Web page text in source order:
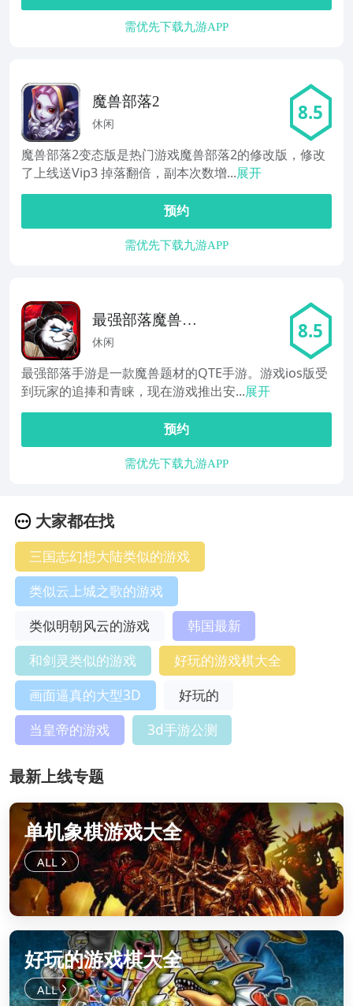
需优先下载九游APP
魔兽部落2
休闲 8.5
魔兽部落2变态版是热门游戏魔兽部落2的修改版，修改
了上线送Vip3 掉落翻倍，副本次数增...展开
预约
需优先下载九游APP
最强部落魔兽世
界QTE手游
休闲 8.5
最强部落手游是一款魔兽题材的QTE手游。游戏ios版受
到玩家的追捧和青睐，现在游戏推出安...展开
预约
需优先下载九游APP
大家都在找
三国志幻想大陆类似的游戏
类似云上城之歌的游戏
类似明朝风云的游戏
韩国最新
和剑灵类似的游戏
好玩的游戏棋大全
画面逼真的大型3D
好玩的
当皇帝的游戏
3d手游公测
最新上线专题
单机象棋游戏大全
好玩的游戏棋大全